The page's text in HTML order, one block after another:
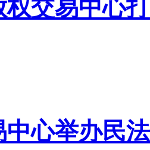
交易中心
心举办民